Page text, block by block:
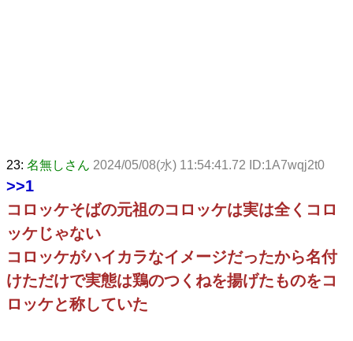
23: 名無しさん 2024/05/08(水) 11:54:41.72 ID:1A7wqj2t0
>>1
コロッケそばの元祖のコロッケは実は全くコロ
ッケじゃない
コロッケがハイカラなイメージだったから名付
けただけで実態は鶏のつくねを揚げたものをコ
ロッケと称していた